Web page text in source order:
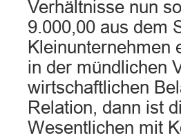
Verhältnisse nun
9.000,00 aus dem
Kleinunternehmen
in der mündlichen
wirtschaftlichen
Relation, dann ist
Wesentlichen mit